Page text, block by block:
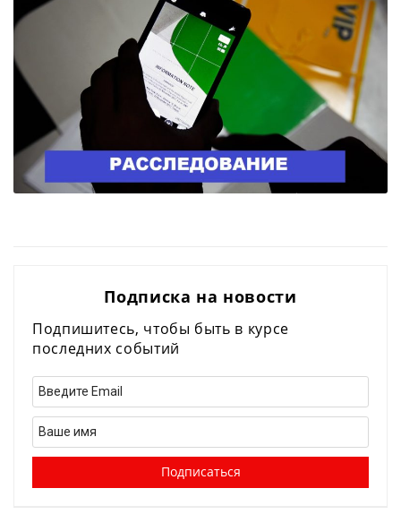
Подписка на новости
Подпишитесь, чтобы быть в курсе
последних событий